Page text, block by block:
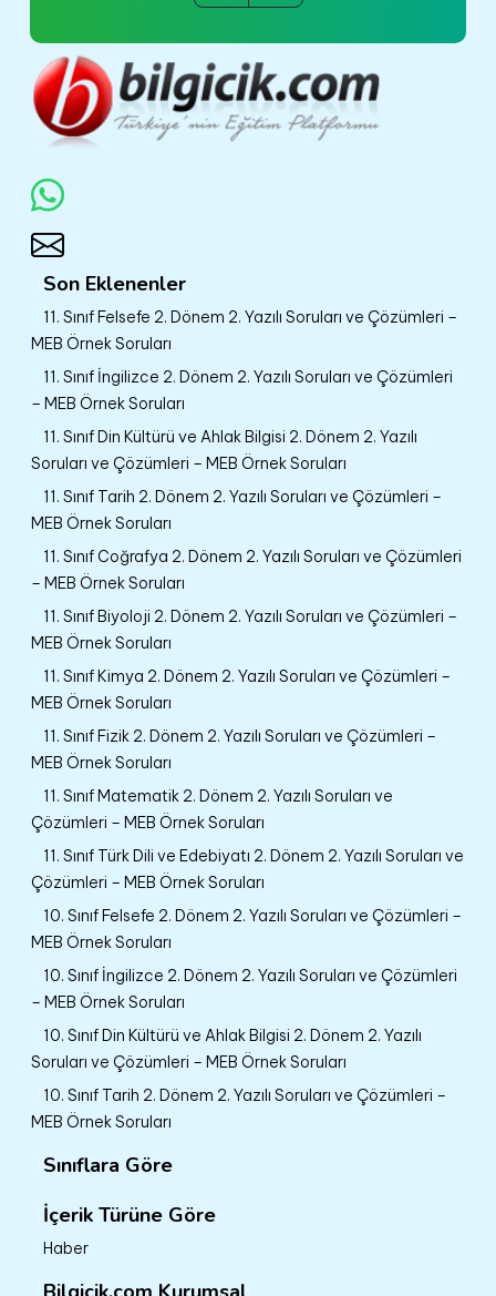
Son Eklenenler
11. Sınıf Felsefe 2. Dönem 2. Yazılı Soruları ve Çözümleri –
MEB Örnek Soruları
11. Sınıf İngilizce 2. Dönem 2. Yazılı Soruları ve Çözümleri
– MEB Örnek Soruları
11. Sınıf Din Kültürü ve Ahlak Bilgisi 2. Dönem 2. Yazılı
Soruları ve Çözümleri – MEB Örnek Soruları
11. Sınıf Tarih 2. Dönem 2. Yazılı Soruları ve Çözümleri –
MEB Örnek Soruları
11. Sınıf Coğrafya 2. Dönem 2. Yazılı Soruları ve Çözümleri
– MEB Örnek Soruları
11. Sınıf Biyoloji 2. Dönem 2. Yazılı Soruları ve Çözümleri –
MEB Örnek Soruları
11. Sınıf Kimya 2. Dönem 2. Yazılı Soruları ve Çözümleri –
MEB Örnek Soruları
11. Sınıf Fizik 2. Dönem 2. Yazılı Soruları ve Çözümleri –
MEB Örnek Soruları
11. Sınıf Matematik 2. Dönem 2. Yazılı Soruları ve
Çözümleri – MEB Örnek Soruları
11. Sınıf Türk Dili ve Edebiyatı 2. Dönem 2. Yazılı Soruları ve
Çözümleri – MEB Örnek Soruları
10. Sınıf Felsefe 2. Dönem 2. Yazılı Soruları ve Çözümleri –
MEB Örnek Soruları
10. Sınıf İngilizce 2. Dönem 2. Yazılı Soruları ve Çözümleri
– MEB Örnek Soruları
10. Sınıf Din Kültürü ve Ahlak Bilgisi 2. Dönem 2. Yazılı
Soruları ve Çözümleri – MEB Örnek Soruları
10. Sınıf Tarih 2. Dönem 2. Yazılı Soruları ve Çözümleri –
MEB Örnek Soruları
Sınıflara Göre
İçerik Türüne Göre
Haber